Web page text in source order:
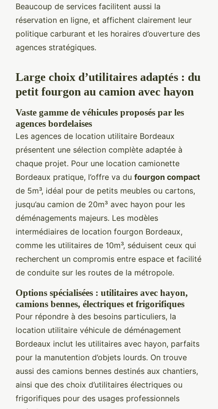
Beaucoup de services facilitent aussi la
réservation en ligne, et affichent clairement leur
politique carburant et les horaires d’ouverture des
agences stratégiques.
Large choix d’utilitaires adaptés : du
petit fourgon au camion avec hayon
Vaste gamme de véhicules proposés par les
agences bordelaises
Les agences de location utilitaire Bordeaux
présentent une sélection complète adaptée à
chaque projet. Pour une location camionette
Bordeaux pratique, l’offre va du fourgon compact
de 5m³, idéal pour de petits meubles ou cartons,
jusqu’au camion de 20m³ avec hayon pour les
déménagements majeurs. Les modèles
intermédiaires de location fourgon Bordeaux,
comme les utilitaires de 10m³, séduisent ceux qui
recherchent un compromis entre espace et facilité
de conduite sur les routes de la métropole.
Options spécialisées : utilitaires avec hayon,
camions bennes, électriques et frigorifiques
Pour répondre à des besoins particuliers, la
location utilitaire véhicule de déménagement
Bordeaux inclut les utilitaires avec hayon, parfaits
pour la manutention d’objets lourds. On trouve
aussi des camions bennes destinés aux chantiers,
ainsi que des choix d’utilitaires électriques ou
frigorifiques pour des usages professionnels